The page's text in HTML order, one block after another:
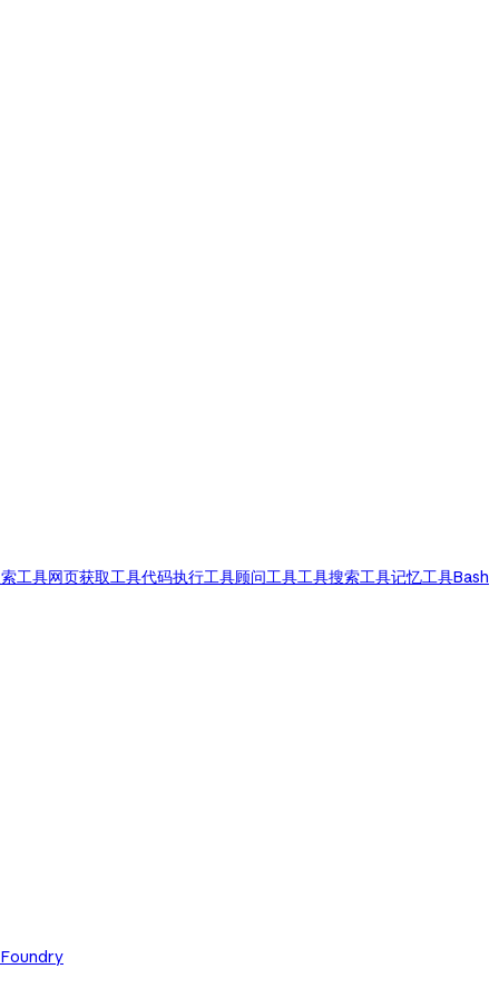
工具网页获取工具代码执行工具顾问工具工具搜索工具记忆工具Bash